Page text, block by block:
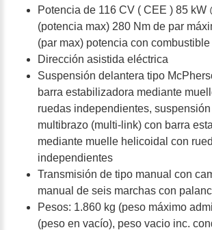
Potencia de 116 CV ( CEE ) 85 kW
(potencia max) 280 Nm de par
(par max) potencia con
Dirección asistida eléctrica
Suspensión delantera tipo
barra estabilizadora mediante
ruedas independientes,
multibrazo (multi-link) con barra
mediante muelle helicoidal con
independientes
Transmisión de tipo manual con
manual de seis marchas con
Pesos: 1.860 kg (peso máximo
(peso en vacío), peso vacio inc.